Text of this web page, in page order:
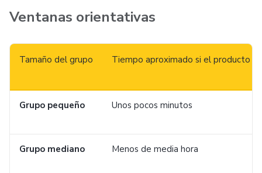
Ventanas orientativas
Tamaño del grupo Tiempo aproximado si el producto
Grupo pequeño Unos pocos minutos
Grupo mediano Menos de media hora